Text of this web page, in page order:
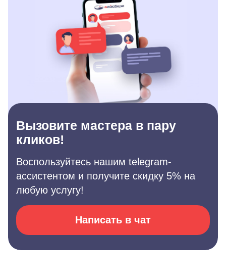
Вызовите мастера в пару
кликов!
Воспользуйтесь нашим telegram-
ассистентом и получите скидку 5% на
любую услугу!
Написать в чат